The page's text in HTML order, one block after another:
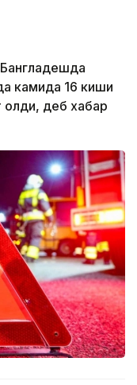
камида 16 киши
олди, деб хабар